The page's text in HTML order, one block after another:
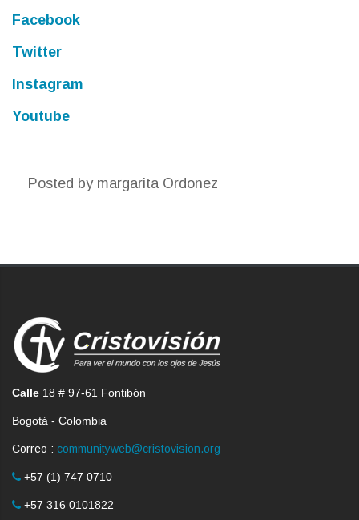
Facebook
Twitter
Instagram
Youtube
Posted by margarita Ordonez
Calle 18 # 97-61 Fontibón
Bogotá - Colombia
Correo : communityweb@cristovision.org
+57 (1) 747 0710
+57 316 0101822